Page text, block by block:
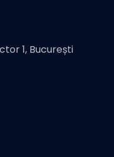
1, București